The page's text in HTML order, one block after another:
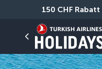
150 CHF Rabatt